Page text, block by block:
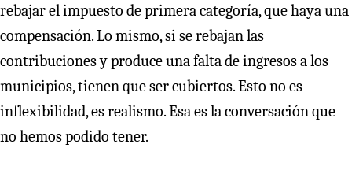
rebajar el impuesto de primera categoría, que haya una
compensación. Lo mismo, si se rebajan las
contribuciones y produce una falta de ingresos a los
municipios, tienen que ser cubiertos. Esto no es
inflexibilidad, es realismo. Esa es la conversación que
no hemos podido tener.